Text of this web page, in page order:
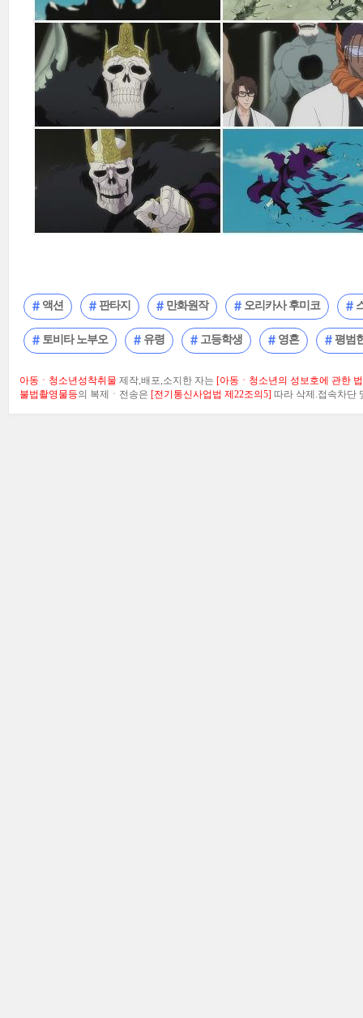
액션 판타지 만화원작 오리카사 후미코
토비타 노부오 유령 고등학생 영혼 평범
아동ㆍ청소년성착취물 제작,배포,소지한 자는 [아동ㆍ청소년의 성보호에 관한
불법촬영물등의 복제ㆍ전송은 [전기통신사업법 제22조의5] 따라 삭제.접속차단